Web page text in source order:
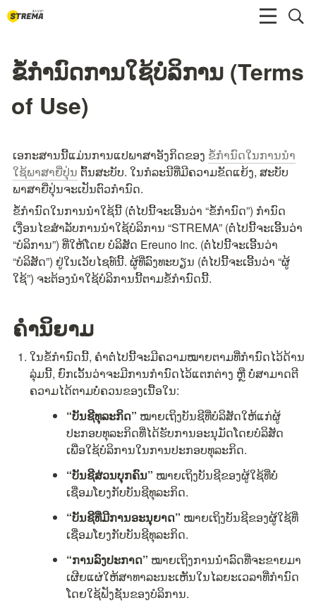
ຂໍ້ກຳນົດການໃຊ້ບໍລິການ (Terms
of Use)
ເອກະສານນີ້ແມ່ນການແປພາສາອັງກິດຂອງ ຂໍ້ກຳນົດໃນການນຳ
ໃຊ້ພາສາຍີ່ປຸ່ນ ຕົ້ນສະບັບ. ໃນກໍລະນີທີ່ມີຄວາມຂັດແຍ້ງ, ສະບັບ
ພາສາຍີ່ປຸ່ນຈະເປັນຕົວກຳນົດ.
ຂໍ້ກຳນົດໃນການນຳໃຊ້ນີ້ (ຕໍ່ໄປນີ້ຈະເອີ້ນວ່າ “ຂໍ້ກຳນົດ”) ກຳນົດ
ເງື່ອນໄຂສຳລັບການນຳໃຊ້ບໍລິການ “STREMA” (ຕໍ່ໄປນີ້ຈະເອີ້ນວ່າ
“ບໍລິການ”) ທີ່ໃຫ້ໂດຍ ບໍລິສັດ Ereuno Inc. (ຕໍ່ໄປນີ້ຈະເອີ້ນວ່າ
“ບໍລິສັດ”) ຢູ່ໃນເວັບໄຊທ໌ນີ້. ຜູ້ທີ່ລົງທະບຽນ (ຕໍ່ໄປນີ້ຈະເອີ້ນວ່າ “ຜູ້
ໃຊ້”) ຈະຕ້ອງນຳໃຊ້ບໍລິການນີ້ຕາມຂໍ້ກຳນົດນີ້.
ຄຳນິຍາມ
ໃນຂໍ້ກຳນົດນີ້, ຄຳຕໍ່ໄປນີ້ຈະມີຄວາມໝາຍຕາມທີ່ກຳນົດໄວ້ດ້ານ
ລຸ່ມນີ້, ຍົກເວັ້ນວ່າຈະມີການກຳນົດໄວ້ແຕກຕ່າງ ຫຼື ບໍ່ສາມາດຕີ
ຄວາມໄດ້ຕາມບໍ່ຄວນຂອງເນື້ອໃນ:
“ບັນຊີທຸລະກິດ” ໝາຍເຖິງບັນຊີທີ່ບໍລິສັດໃຫ້ແກ່ຜູ້
ປະກອບທຸລະກິດທີ່ໄດ້ຮັບການອະນຸມັດໂດຍບໍລິສັດ
ເພື່ອໃຊ້ບໍລິການໃນການປະກອບທຸລະກິດ.
“ບັນຊີສ່ວນບຸກຄົນ” ໝາຍເຖິງບັນຊີຂອງຜູ້ໃຊ້ທີ່ບໍ່
ເຊື່ອມໂຍງກັບບັນຊີທຸລະກິດ.
“ບັນຊີທີ່ມີການອະນຸຍາດ” ໝາຍເຖິງບັນຊີຂອງຜູ້ໃຊ້ທີ່
ເຊື່ອມໂຍງກັບບັນຊີທຸລະກິດ.
“ການລົງປະກາດ” ໝາຍເຖິງການນຳລົດທີ່ຈະຂາຍມາ
ເຜີຍແຜ່ໃຫ້ສາທາລະນະເຫັນໃນໄລຍະເວລາທີ່ກຳນົດ
ໂດຍໃຊ້ຟັງຊັນຂອງບໍລິການ.